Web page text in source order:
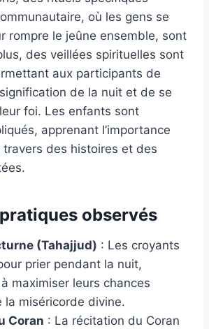
où les gens se
rompre le jeûne ensemble, sont
des veillées spirituelles sont
aux participants de
de la nuit et de se
foi. Les enfants sont
apprenant l’importance
des histoires et des
observés
(Tahajjud) : Les croyants
prier pendant la nuit,
maximiser leurs chances
la miséricorde divine.
Coran : La récitation du Coran